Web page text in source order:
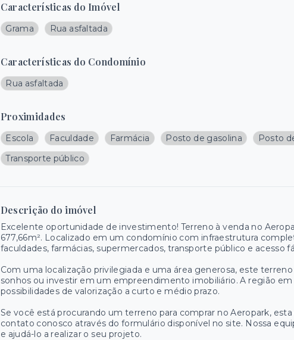
Características do Imóvel
Grama Rua asfaltada
Características do Condomínio
Rua asfaltada
Proximidades
Escola Faculdade Farmácia Posto de gasolina Posto
Transporte público
Descrição do imóvel
Excelente oportunidade de investimento! Terreno à venda no
677,66m². Localizado em um condomínio com infraestrutura
faculdades, farmácias, supermercados, transporte público e acesso
Com uma localização privilegiada e uma área generosa, este
sonhos ou investir em um empreendimento imobiliário. A região
possibilidades de valorização a curto e médio prazo.
Se você está procurando um terreno para comprar no Aeropark,
contato conosco através do formulário disponível no site. Nossa
e ajudá-lo a realizar o seu projeto.